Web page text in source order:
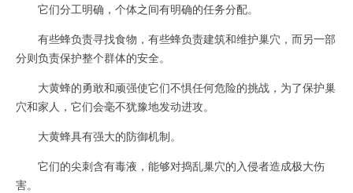
它们分工明确，个体之间有明确的任务分配。
有些蜂负责寻找食物，有些蜂负责建筑和维护巢穴，而另一部
分则负责保护整个群体的安全。
大黄蜂的勇敢和顽强使它们不惧任何危险的挑战，为了保护巢
穴和家人，它们会毫不犹豫地发动进攻。
大黄蜂具有强大的防御机制。
它们的尖刺含有毒液，能够对捣乱巢穴的入侵者造成极大伤
害。